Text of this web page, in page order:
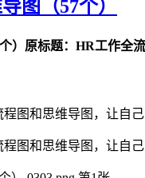
图（57个）
原标题：HR工作全
图和思维导图，让自
图和思维导图，让自